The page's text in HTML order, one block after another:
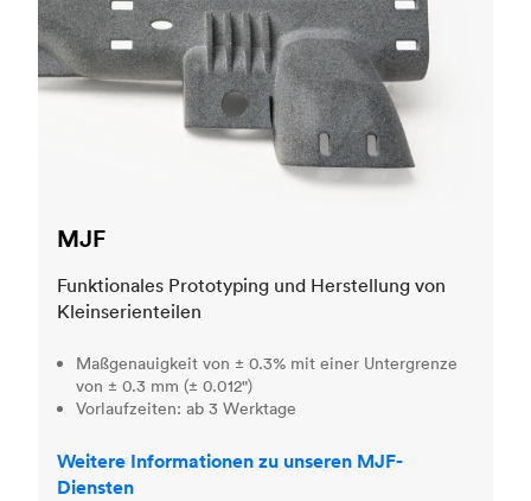
MJF
Funktionales Prototyping und Herstellung von
Kleinserienteilen
Maßgenauigkeit von ± 0.3% mit einer Untergrenze
von ± 0.3 mm (± 0.012")
Vorlaufzeiten: ab 3 Werktage
Weitere Informationen zu unseren MJF-
Diensten